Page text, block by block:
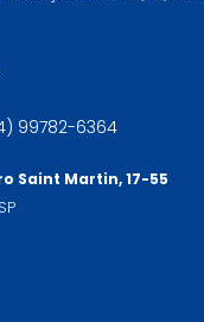
99782-6364
Saint Martin, 17-55